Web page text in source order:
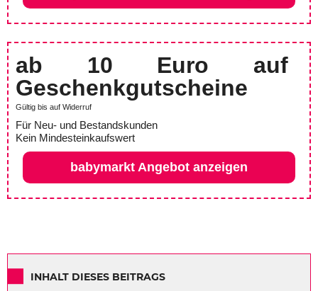
ab 10 Euro auf
Geschenkgutscheine
Gültig bis auf Widerruf
Für Neu- und Bestandskunden
Kein Mindesteinkaufswert
babymarkt Angebot anzeigen
INHALT DIESES BEITRAGS